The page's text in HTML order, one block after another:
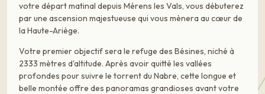
votre départ matinal depuis Mérens les Vals, vous débuterez
par une ascension majestueuse qui vous mènera au cœur de
la Haute-Ariège.
Votre premier objectif sera le refuge des Bésines, niché à
2333 mètres d'altitude. Après avoir quitté les vallées
profondes pour suivre le torrent du Nabre, cette longue et
belle montée offre des panoramas grandioses avant votre